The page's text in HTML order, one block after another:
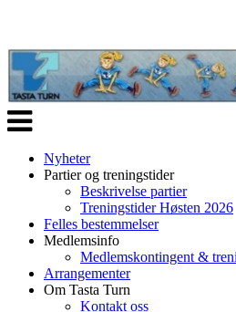
Veksle
navigasjon
Nyheter
Partier og treningstider
Beskrivelse partier
Treningstider Høsten 2026
Felles bestemmelser
Medlemsinfo
Medlemskontingent &
Arrangementer
Om Tasta Turn
Kontakt oss